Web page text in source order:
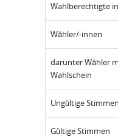
Wahlberechtigte
Wähler/-innen
darunter Wähler
Wahlschein
Ungültige Stimmen
Gültige Stimmen